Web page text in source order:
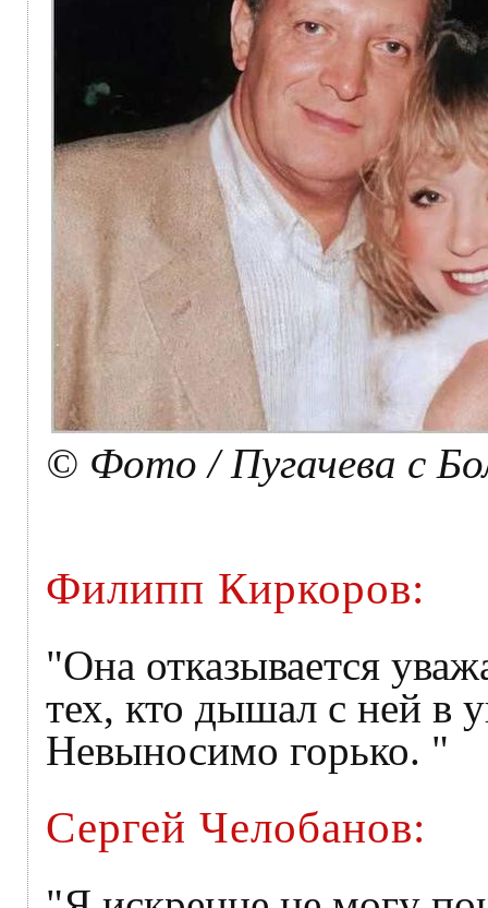
© Фото / Пугачева с
Филипп Киркоров:
"Она отказывается
тех, кто дышал с ней в
Невыносимо горько. "
Сергей Челобанов: